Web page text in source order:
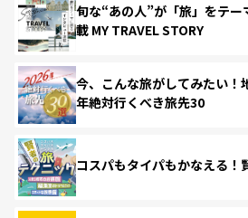
旬な“あの人”が「旅」をテ
載 MY TRAVEL STORY
今、こんな旅がしてみたい！
年絶対行くべき旅先30
コスパもタイパもかなえる！